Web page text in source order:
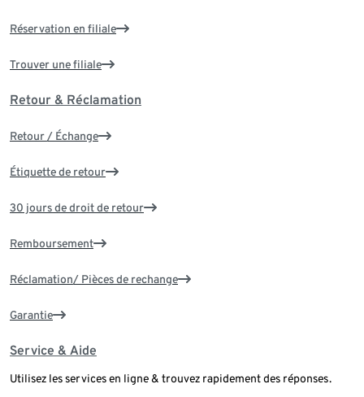
Réservation en filiale
Trouver une filiale
Retour & Réclamation
Retour / Échange
Étiquette de retour
30 jours de droit de retour
Remboursement
Réclamation/ Pièces de rechange
Garantie
Service & Aide
Utilisez les services en ligne & trouvez rapidement des réponses.